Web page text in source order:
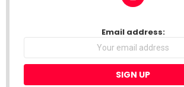
NEWSLETTER Email address: